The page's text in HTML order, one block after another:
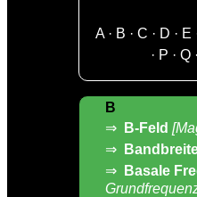
A· B ·C · D · E
· P · Q·
B
⇒
B-Feld
⇒
⇒
Basale